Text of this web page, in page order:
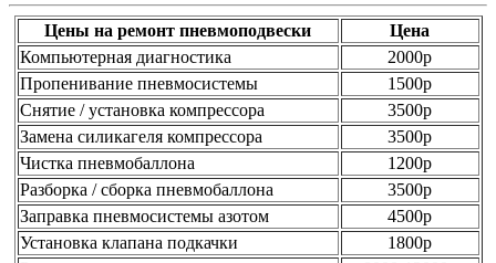
Цены на ремонт пневмоподвески
Цена
Компьютерная диагностика
2000р
Пропенивание пневмосистемы
1500р
Снятие / установка компрессора
3500р
Замена силикагеля компрессора
3500р
Чистка пневмобаллона
1200р
Разборка / сборка пневмобаллона
3500р
Заправка пневмосистемы азотом
4500р
Установка клапана подкачки
1800р